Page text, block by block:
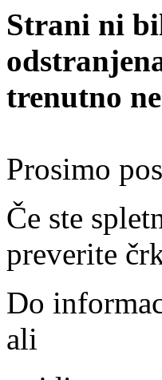
Strani ni
trenutno
Prosimo
Če ste
preverite
Do
ali